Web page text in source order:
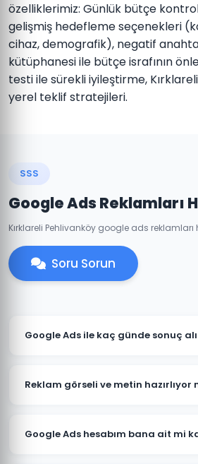
özelliklerimiz: Günlük bütçe
gelişmiş hedefleme seçenekleri
cihaz, demografik), negatif
kütüphanesi ile bütçe israfının
testi ile sürekli iyileştirme,
yerel teklif stratejileri.
SSS
Google Ads Reklamları
Kırklareli Pehlivanköy google ads
Soru Sorun
Google Ads ile kaç günde sonuç
kampanyası genellikle 7-14 gün
Reklam görseli ve metin hazırlıyor
metinleri, görsel tasarımlar ve
Google Ads hesabım bana ait mi